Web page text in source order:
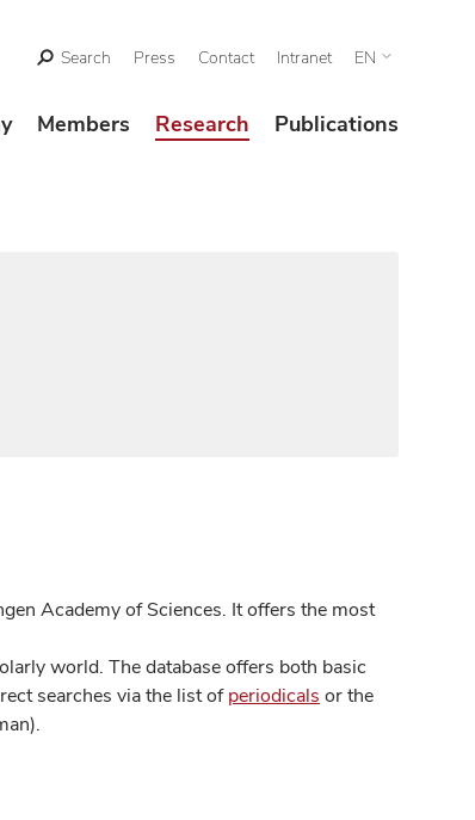
Search Press Contact Intranet EN
Members Research Publications
Academy of Sciences. It offers the most
world. The database offers both basic
searches via the list ofperiodicals or the